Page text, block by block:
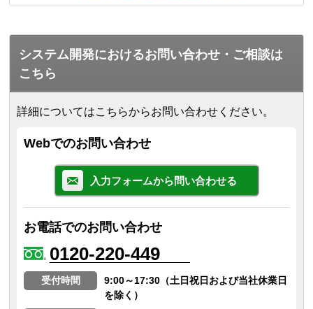
システム開発におけるお問い合わせ・ご相談は
こちら
詳細についてはこちらからお問い合わせください。
Webでのお問い合わせ
入力フォームから問い合わせる
お電話でのお問い合わせ
0120-220-449
受付時間
9:00～17:30（土日祝日および当社休業日
を除く）